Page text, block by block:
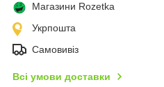
Магазини Rozetka
Укрпошта
Самовивіз
Всі умови доставки